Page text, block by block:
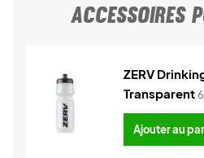
ACCESSOIRES
ZERV
Transparent
Ajouter au